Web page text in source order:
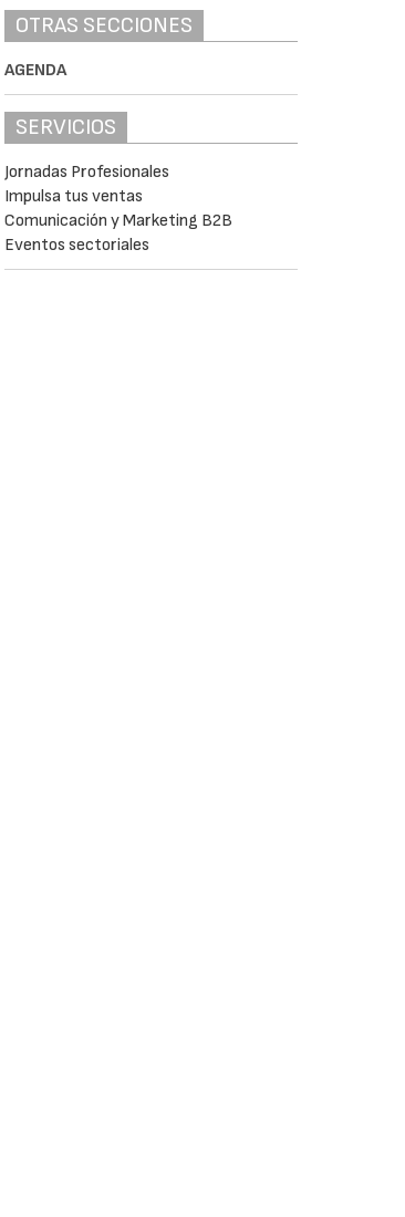
OTRAS SECCIONES
AGENDA
SERVICIOS
Jornadas Profesionales
Impulsa tus ventas
Comunicación y Marketing B2B
Eventos sectoriales